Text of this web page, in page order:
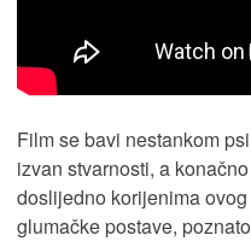
Film se bavi nestankom
izvan stvarnosti, a
doslijedno korijenima
glumačke postave,